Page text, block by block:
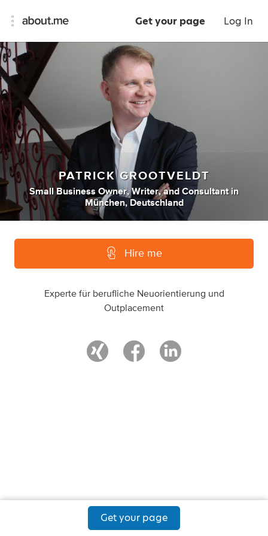
Get your page Log In
PATRICK GROOTVELDT
Small Business Owner, Writer, and Consultant in
München, Deutschland
Hire me
Experte für berufliche Neuorientierung und
Outplacement
Get your page